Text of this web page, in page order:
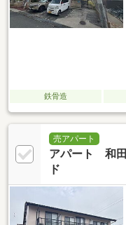
鉄骨造
売アパート
アパート 和
ド